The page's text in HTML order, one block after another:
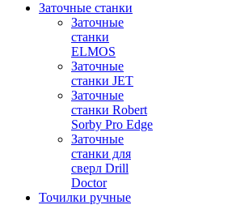
Заточные станки
Заточные
станки
ELMOS
Заточные
станки JET
Заточные
станки Robert
Sorby Pro Edge
Заточные
станки для
сверл Drill
Doctor
Точилки ручные